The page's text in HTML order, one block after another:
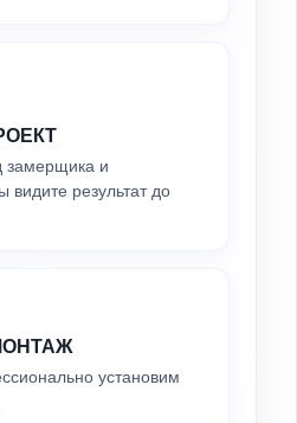
замерщика и
видите результат до
установим